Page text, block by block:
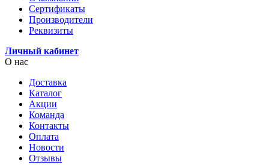
Сертификаты
Производители
Реквизиты
Личный кабинет
О нас
Доставка
Каталог
Акции
Команда
Контакты
Оплата
Новости
Отзывы